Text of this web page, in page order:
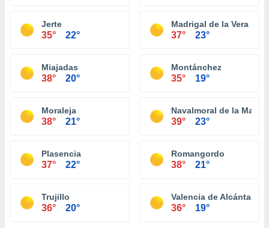
Jerte
35° 22°
Madrigal de la Vera
37° 23°
Miajadas
38° 20°
Montánchez
35° 19°
Moraleja
38° 21°
Navalmoral de la Mata
39° 23°
Plasencia
37° 22°
Romangordo
38° 21°
Trujillo
36° 20°
Valencia de Alcántara
36° 19°